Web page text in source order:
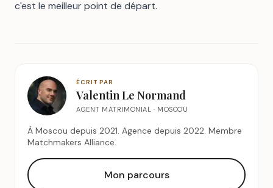
c'est le meilleur point de départ.
ÉCRIT PAR
Valentin Le Normand
AGENT MATRIMONIAL · MOSCOU
À Moscou depuis 2021. Agence depuis 2022. Membre
Matchmakers Alliance.
Mon parcours